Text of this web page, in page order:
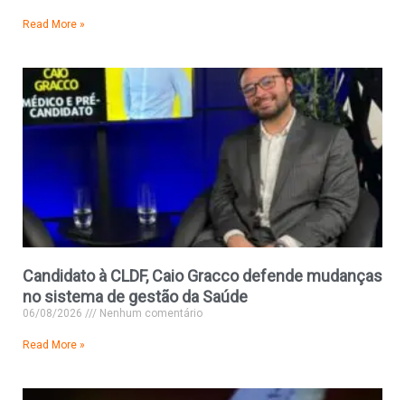
Read More »
Candidato à CLDF, Caio Gracco defende mudanças
no sistema de gestão da Saúde
06/08/2026 Nenhum comentário
Read More »